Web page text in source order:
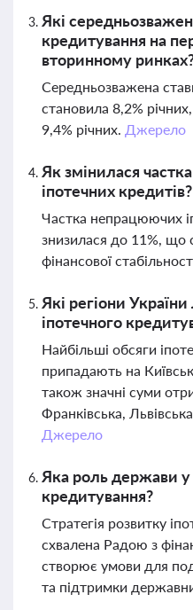
Які
кредитування на
вторинному
Середньозважена
становила 8,2%
9,4% річних. Джерело
Як змінилася
іпотечних кредитів?
Частка непрацюючих
знизилася до 11%, що
фінансової
Які регіони
іпотечного
Найбільші обсяги
припадають на
також значні суми
Франківська,
Джерело
Яка роль держави у
кредитування?
Стратегія розвитку
схвалена Радою з
створює умови для
та підтримки